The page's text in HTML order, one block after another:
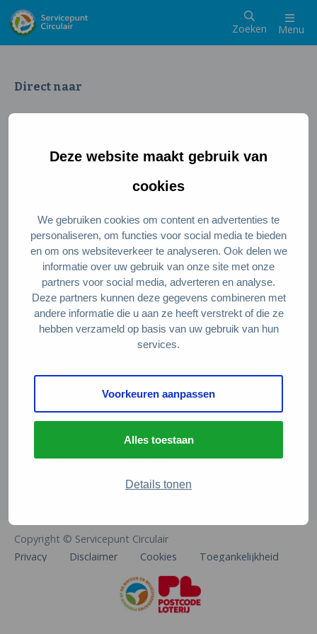
Deze website maakt gebruik van
cookies
We gebruiken cookies om content en advertenties te
personaliseren, om functies voor social media te bieden
en om ons websiteverkeer te analyseren. Ook delen we
informatie over uw gebruik van onze site met onze
partners voor social media, adverteren en analyse.
Deze partners kunnen deze gegevens combineren met
andere informatie die u aan ze heeft verstrekt of die ze
hebben verzameld op basis van uw gebruik van hun
services.
Voorkeuren aanpassen
Alles toestaan
Details tonen
Zoeken Menu
Direct naar
Wat is een circulaire samenleving
Meedoen als ondernemer
Circulaire producten en diensten
Wie zijn wij?
Over ons
Stel je vraag
Servicepunt Team
Veelgestelde vragen
De Natuur en Milieufederaties
Arthur van Schendelstraat 600
info@natuurenmilieufederaties.nl
Copyright © Servicepunt Circulair
Privacy
Disclaimer Cookies Toegankelijkheid